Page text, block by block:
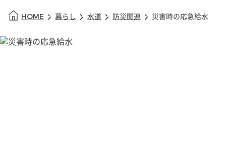
HOME 暮らし 水道 防災関連 災害時の応急給水